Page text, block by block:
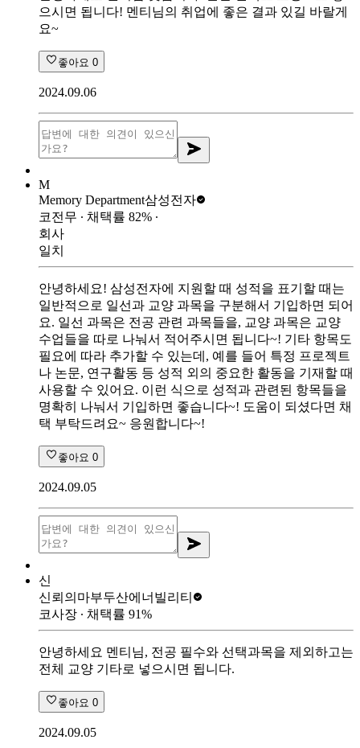
으시면 됩니다! 멘티님의 취업에 좋은 결과 있길 바랄게
요~
좋아요 0
2024.09.06
M
Memory Department삼성전자
코전무 ∙ 채택률 82% ∙
회사
일치
안녕하세요! 삼성전자에 지원할 때 성적을 표기할 때는
일반적으로 일선과 교양 과목을 구분해서 기입하면 되어
요. 일선 과목은 전공 관련 과목들을, 교양 과목은 교양
수업들을 따로 나눠서 적어주시면 됩니다~! 기타 항목도
필요에 따라 추가할 수 있는데, 예를 들어 특정 프로젝트
나 논문, 연구활동 등 성적 외의 중요한 활동을 기재할 때
사용할 수 있어요. 이런 식으로 성적과 관련된 항목들을
명확히 나눠서 기입하면 좋습니다~! 도움이 되셨다면 채
택 부탁드려요~ 응원합니다~!
좋아요 0
2024.09.05
신
신뢰의마부두산에너빌리티
코사장 ∙ 채택률 91%
안녕하세요 멘티님, 전공 필수와 선택과목을 제외하고는
전체 교양 기타로 넣으시면 됩니다.
좋아요 0
2024.09.05